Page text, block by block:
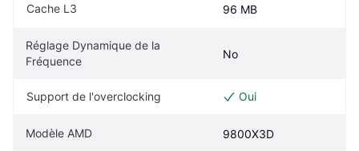
Cache L3 96 MB
Réglage Dynamique de la
Fréquence
No
Support de l'overclocking Oui
Modèle AMD 9800X3D